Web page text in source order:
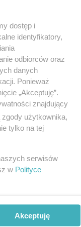
informacje w nim
informacji
dostęp i
identyfikatory,
odbiorców oraz
danych
Ponieważ
„Akceptuję”.
znajdujący
użytkownika,
tylko na tej
serwisów
w Polityce
Akceptuję